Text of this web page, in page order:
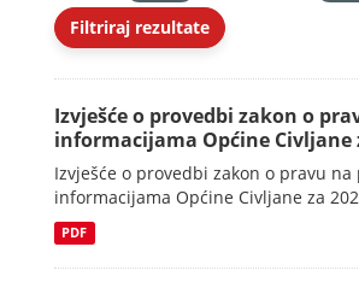
Filtriraj rezultate
Izvješće o provedbi zakon o
informacijama Općine Civljane
Izvješće o provedbi zakon o pravu
informacijama Općine Civljane za
PDF